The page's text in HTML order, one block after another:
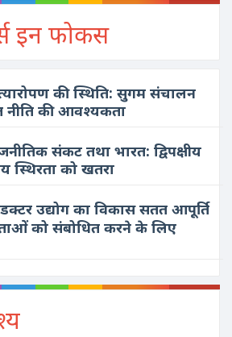
इन फोकस
की स्थिति: सुगम संचालन
नीति की आवश्यकता
संकट तथा भारत: द्विपक्षीय
स्थिरता को खतरा
उद्योग का विकास सतत आपूर्ति
को संबोधित करने के लिए